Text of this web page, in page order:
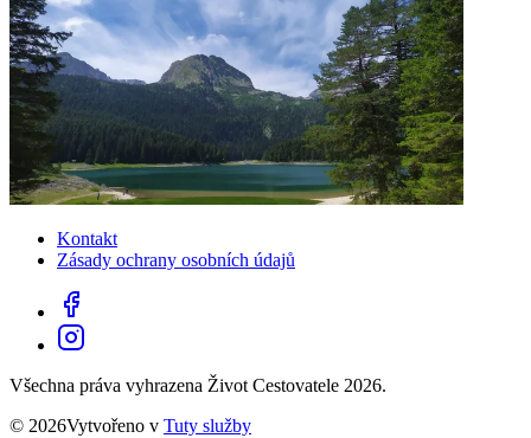
Kontakt
Zásady ochrany osobních údajů
Všechna práva vyhrazena Život Cestovatele 2026.
© 2026Vytvořeno v Tuty služby